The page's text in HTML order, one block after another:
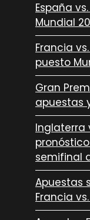
España
Mundial
Francia
puesto
Gran
apuestas
Inglaterra
semifinal
Apuestas
Francia